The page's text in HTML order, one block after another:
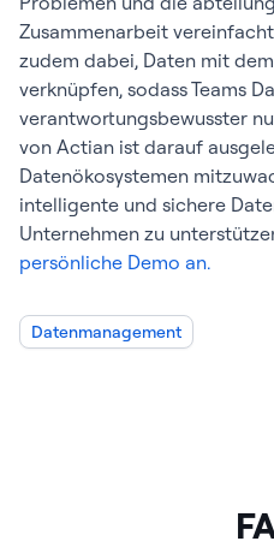
Zusammenarbeit
zudem dabei, Daten mit
verknüpfen, sodass Teams
verantwortungsbewusster
von Actian ist darauf
Datenökosystemen
intelligente und sichere
Unternehmen zu
persönliche Demo an.
Datenmanagement